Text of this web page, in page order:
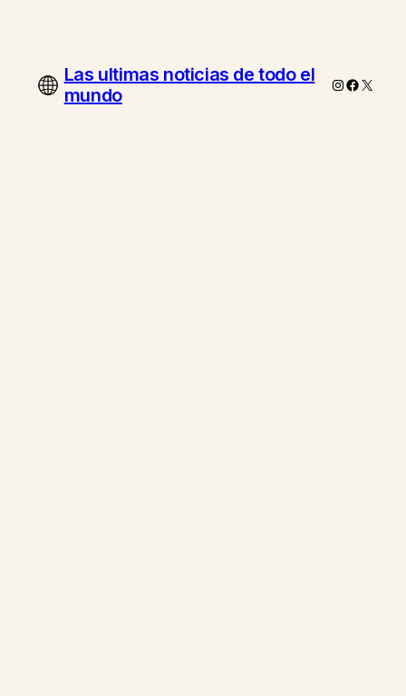
Las ultimas noticias de todo el
mundo
Instagram
X